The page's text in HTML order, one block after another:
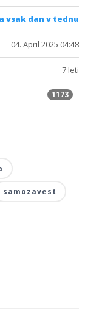
vsak dan v tednu
04. April 2025 04:48
7 leti
1173
samozavest